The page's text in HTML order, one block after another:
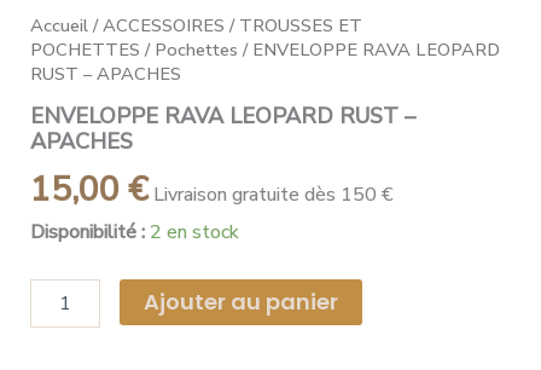
Accueil /ACCESSOIRES / TROUSSES ET
POCHETTES / Pochettes / ENVELOPPE RAVA LEOPARD
RUST – APACHES
ENVELOPPE RAVA LEOPARD RUST –
APACHES
15,00€ Livraison gratuite dès 150 €
Disponibilité : 2 en stock
Ajouter au panier